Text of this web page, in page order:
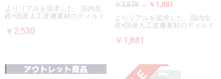
よりリアルを追求した、国内生
産×国産人工皮膚素材のディルド
￥2,530
￥3,878 → ￥1,881
よりリアルを追求した、国内生
産×国産人工皮膚素材のディルド
￥1,881